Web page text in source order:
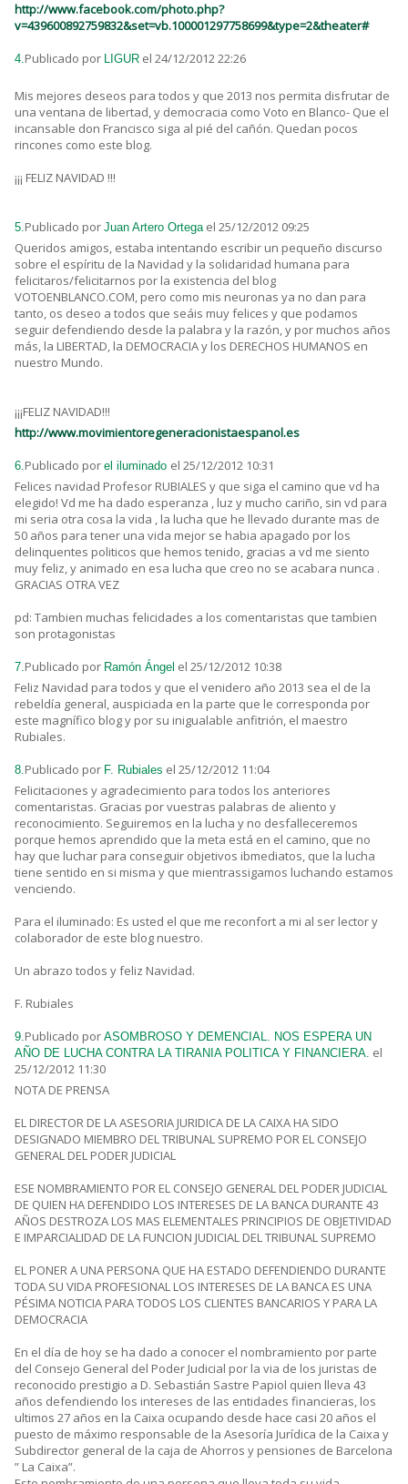
http://www.facebook.com/photo.php?
v=439600892759832&set=vb.100001297758699&type=2&theater#
4.Publicado por LIGUR el 24/12/2012 22:26
Mis mejores deseos para todos y que 2013 nos permita disfrutar de
una ventana de libertad, y democracia como Voto en Blanco- Que el
incansable don Francisco siga al pié del cañón. Quedan pocos
rincones como este blog.
¡¡¡ FELIZ NAVIDAD !!!
5.Publicado por Juan Artero Ortega el 25/12/2012 09:25
Queridos amigos, estaba intentando escribir un pequeño discurso
sobre el espíritu de la Navidad y la solidaridad humana para
felicitaros/felicitarnos por la existencia del blog
VOTOENBLANCO.COM, pero como mis neuronas ya no dan para
tanto, os deseo a todos que seáis muy felices y que podamos
seguir defendiendo desde la palabra y la razón, y por muchos años
más, la LIBERTAD, la DEMOCRACIA y los DERECHOS HUMANOS en
nuestro Mundo.
¡¡¡FELIZ NAVIDAD!!!
http://www.movimientoregeneracionistaespanol.es
6.Publicado por el iluminado el 25/12/2012 10:31
Felices navidad Profesor RUBIALES y que siga el camino que vd ha
elegido! Vd me ha dado esperanza , luz y mucho cariño, sin vd para
mi seria otra cosa la vida , la lucha que he llevado durante mas de
50 años para tener una vida mejor se habia apagado por los
delinquentes politicos que hemos tenido, gracias a vd me siento
muy feliz, y animado en esa lucha que creo no se acabara nunca .
GRACIAS OTRA VEZ
pd: Tambien muchas felicidades a los comentaristas que tambien
son protagonistas
7.Publicado por Ramón Ángel el 25/12/2012 10:38
Feliz Navidad para todos y que el venidero año 2013 sea el de la
rebeldía general, auspiciada en la parte que le corresponda por
este magnífico blog y por su inigualable anfitrión, el maestro
Rubiales.
8.Publicado por F. Rubiales el 25/12/2012 11:04
Felicitaciones y agradecimiento para todos los anteriores
comentaristas. Gracias por vuestras palabras de aliento y
reconocimiento. Seguiremos en la lucha y no desfalleceremos
porque hemos aprendido que la meta está en el camino, que no
hay que luchar para conseguir objetivos ibmediatos, que la lucha
tiene sentido en si misma y que mientrassigamos luchando estamos
venciendo.
Para el iluminado: Es usted el que me reconfort a mi al ser lector y
colaborador de este blog nuestro.
Un abrazo todos y feliz Navidad.
F. Rubiales
9.Publicado por ASOMBROSO Y DEMENCIAL. NOS ESPERA UN
AÑO DE LUCHA CONTRA LA TIRANIA POLITICA Y FINANCIERA. el
25/12/2012 11:30
NOTA DE PRENSA
EL DIRECTOR DE LA ASESORIA JURIDICA DE LA CAIXA HA SIDO
DESIGNADO MIEMBRO DEL TRIBUNAL SUPREMO POR EL CONSEJO
GENERAL DEL PODER JUDICIAL
ESE NOMBRAMIENTO POR EL CONSEJO GENERAL DEL PODER JUDICIAL
DE QUIEN HA DEFENDIDO LOS INTERESES DE LA BANCA DURANTE 43
AÑOS DESTROZA LOS MAS ELEMENTALES PRINCIPIOS DE OBJETIVIDAD
E IMPARCIALIDAD DE LA FUNCION JUDICIAL DEL TRIBUNAL SUPREMO
EL PONER A UNA PERSONA QUE HA ESTADO DEFENDIENDO DURANTE
TODA SU VIDA PROFESIONAL LOS INTERESES DE LA BANCA ES UNA
PÉSIMA NOTICIA PARA TODOS LOS CLIENTES BANCARIOS Y PARA LA
DEMOCRACIA
En el día de hoy se ha dado a conocer el nombramiento por parte
del Consejo General del Poder Judicial por la via de los juristas de
reconocido prestigio a D. Sebastián Sastre Papiol quien lleva 43
años defendiendo los intereses de las entidades financieras, los
ultimos 27 años en la Caixa ocupando desde hace casi 20 años el
puesto de máximo responsable de la Asesoría Jurídica de la Caixa y
Subdirector general de la caja de Ahorros y pensiones de Barcelona
” La Caixa”.